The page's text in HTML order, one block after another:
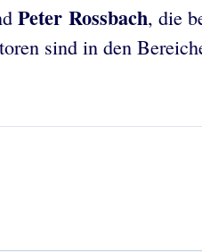
Peter Rossbach, die
sind in den